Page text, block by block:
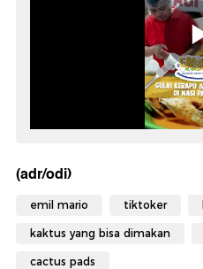
(adr/odi)
emil mario tiktoker
kaktus yang bisa dimakan
cactus pads